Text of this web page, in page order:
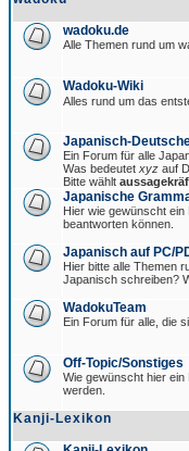
wadoku.de
Alle Themen rund um
Wadoku-Wiki
Alles rund um das
Japanisch-
Ein Forum für alle
Was bedeutet xyz auf
Bitte wählt
Japanische
Hier wie gewünscht
beantworten können.
Japanisch auf PC/
Hier bitte alle Themen
Japanisch schreiben?
WadokuTeam
Ein Forum für alle, die
Off-Topic/Sonstiges
Wie gewünscht hier
werden.
Kanji-Lexikon